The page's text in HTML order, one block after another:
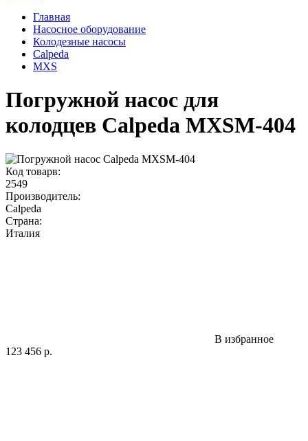
Главная
Насосное оборудование
Колодезные насосы
Calpeda
MXS
Погружной насос для
колодцев Calpeda MXSM-404
Код товарв:
2549
Производитель:
Calpeda
Страна:
Италия
В избранное
123 456 р.